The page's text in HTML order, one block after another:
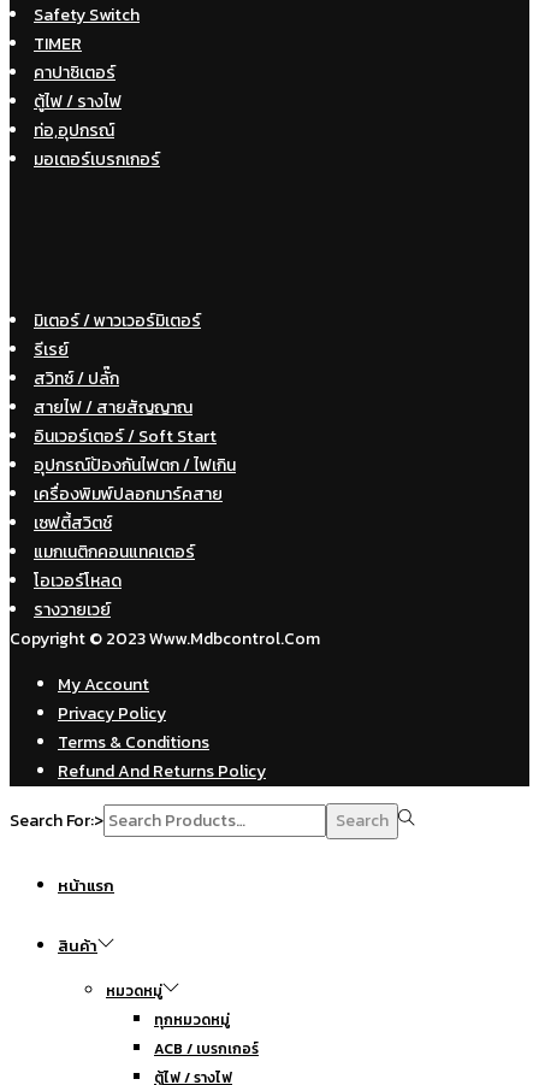
Safety Switch
TIMER
คาปาซิเตอร์
ตู้ไฟ / รางไฟ
ท่อ,อุปกรณ์
มอเตอร์เบรกเกอร์
มิเตอร์ / พาวเวอร์มิเตอร์
รีเรย์
สวิทซ์ / ปลั๊ก
สายไฟ / สายสัญญาณ
อินเวอร์เตอร์ / Soft Start
อุปกรณ์ป้องกันไฟตก / ไฟเกิน
เครื่องพิมพ์ปลอกมาร์คสาย
เซฟตี้สวิตช์
แมกเนติกคอนแทคเตอร์
โอเวอร์โหลด
รางวายเวย์
Copyright © 2023 Www.mdbcontrol.com
My Account
Privacy Policy
Terms & Conditions
Refund And Returns Policy
Search For:>
Search
หน้าแรก
สินค้า
หมวดหมู่
ทุกหมวดหมู่
ACB / เบรกเกอร์
ตู้ไฟ / รางไฟ